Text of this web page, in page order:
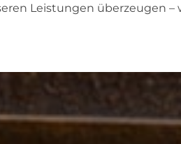
Leistungen überzeugen –